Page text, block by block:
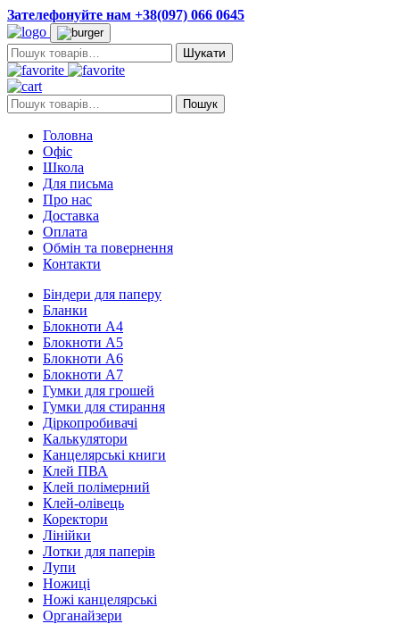
Зателефонуйте нам +38(097) 066 0645
Пошук:
Пошук: Пошук
Головна
Офіс
Школа
Для письма
Про нас
Доставка
Оплата
Обмін та повернення
Контакти
Біндери для паперу
Бланки
Блокноти А4
Блокноти А5
Блокноти А6
Блокноти А7
Гумки для грошей
Гумки для стирання
Діркопробивачі
Калькулятори
Канцелярські книги
Клей ПВА
Клей полімерний
Клей-олівець
Коректори
Лінійки
Лотки для паперів
Лупи
Ножиці
Ножі канцелярські
Органайзери